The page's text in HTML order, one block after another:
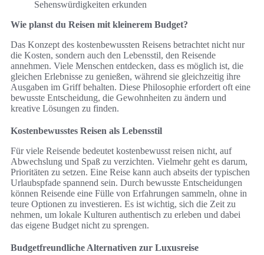
Sehenswürdigkeiten erkunden
Wie planst du Reisen mit kleinerem Budget?
Das Konzept des kostenbewussten Reisens betrachtet nicht nur
die Kosten, sondern auch den Lebensstil, den Reisende
annehmen. Viele Menschen entdecken, dass es möglich ist, die
gleichen Erlebnisse zu genießen, während sie gleichzeitig ihre
Ausgaben im Griff behalten. Diese Philosophie erfordert oft eine
bewusste Entscheidung, die Gewohnheiten zu ändern und
kreative Lösungen zu finden.
Kostenbewusstes Reisen als Lebensstil
Für viele Reisende bedeutet kostenbewusst reisen nicht, auf
Abwechslung und Spaß zu verzichten. Vielmehr geht es darum,
Prioritäten zu setzen. Eine Reise kann auch abseits der typischen
Urlaubspfade spannend sein. Durch bewusste Entscheidungen
können Reisende eine Fülle von Erfahrungen sammeln, ohne in
teure Optionen zu investieren. Es ist wichtig, sich die Zeit zu
nehmen, um lokale Kulturen authentisch zu erleben und dabei
das eigene Budget nicht zu sprengen.
Budgetfreundliche Alternativen zur Luxusreise